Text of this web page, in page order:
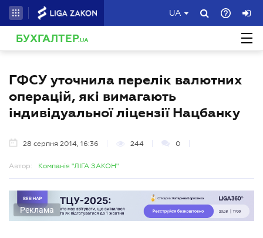
UA
БУХГАЛТЕР.UA
ГФСУ уточнила перелік валютних
операцій, які вимагають
індивідуальної ліцензії Нацбанку
28 серпня 2014, 16:36 244 0
Автор: Компанія "ЛІГА:ЗАКОН"
Реклама